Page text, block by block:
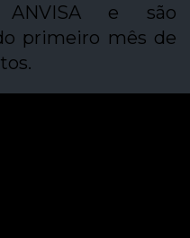
ANVISA e são
primeiro mês de